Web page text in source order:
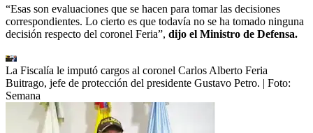
“Esas son evaluaciones que se hacen para tomar las decisiones
correspondientes. Lo cierto es que todavía no se ha tomado ninguna
decisión respecto del coronel Feria”, dijo el Ministro de Defensa.
La Fiscalía le imputó cargos al coronel Carlos Alberto Feria
Buitrago, jefe de protección del presidente Gustavo Petro. | Foto:
Semana